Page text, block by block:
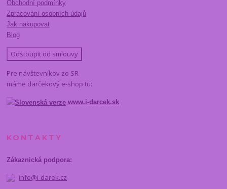
Obchodní podmínky
Zpracování osobních údajů
Jak nakupovat
Blog
Odstoupit od smlouvy
Pre návštevníkov zo SR
máme darčekový e-shop tu:
www.i-darcek.sk
KONTAKTY
Zákaznická podpora:
info@i-darek.cz